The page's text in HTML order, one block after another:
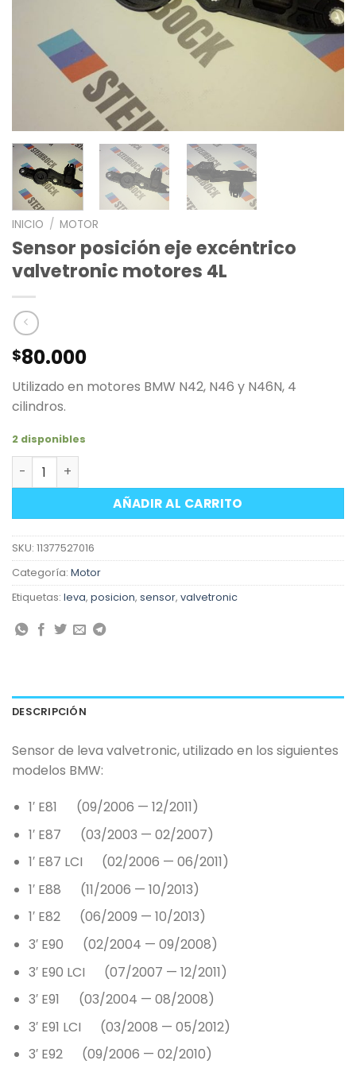
INICIO / MOTOR
Sensor posición eje excéntrico
valvetronic motores 4L
$80.000
Utilizado en motores BMW N42, N46 y N46N, 4
cilindros.
2 disponibles
Sensor posición eje excéntrico valvetronic motores 4L
AÑADIR AL CARRITO
SKU: 11377527016
Categoría: Motor
Etiquetas: leva, posicion, sensor, valvetronic
DESCRIPCIÓN
Sensor de leva valvetronic, utilizado en los siguientes
modelos BMW:
1′ E81 (09/2006 — 12/2011)
1′ E87 (03/2003 — 02/2007)
1′ E87 LCI (02/2006 — 06/2011)
1′ E88 (11/2006 — 10/2013)
1′ E82 (06/2009 — 10/2013)
3′ E90 (02/2004 — 09/2008)
3′ E90 LCI (07/2007 — 12/2011)
3′ E91 (03/2004 — 08/2008)
3′ E91 LCI (03/2008 — 05/2012)
3′ E92 (09/2006 — 02/2010)